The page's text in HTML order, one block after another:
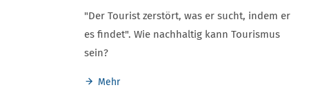
"Der Tourist zerstört, was er sucht, indem er
es findet". Wie nachhaltig kann Tourismus
sein?
Mehr